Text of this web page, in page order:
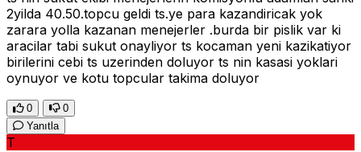
2yilda 40.50.topcu geldi ts.ye para kazandiricak yok
zarara yolla kazanan menejerler .burda bir pislik var ki
aracilar tabi sukut onayliyor ts kocaman yeni kazikatiyor
birilerini cebi ts uzerinden doluyor ts nin kasasi yoklari
oynuyor ve kotu topcular takima doluyor
0
0
Yanıtla
T